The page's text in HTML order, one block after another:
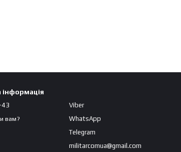
вам?
Viber
WhatsApp
Telegram
militarcomua@gmail.com